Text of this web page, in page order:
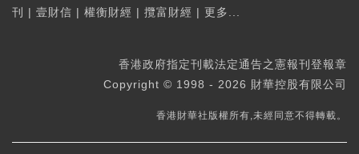
刊
| 壹財信 | 權衡財經 | 攬富財經 | 更多...
香港政府指定刊載法定通告之憲報刊登報章
Copyright © 1998 - 2026 財華控股有限公司
香港財華社版權所有,未經同意不得轉載。